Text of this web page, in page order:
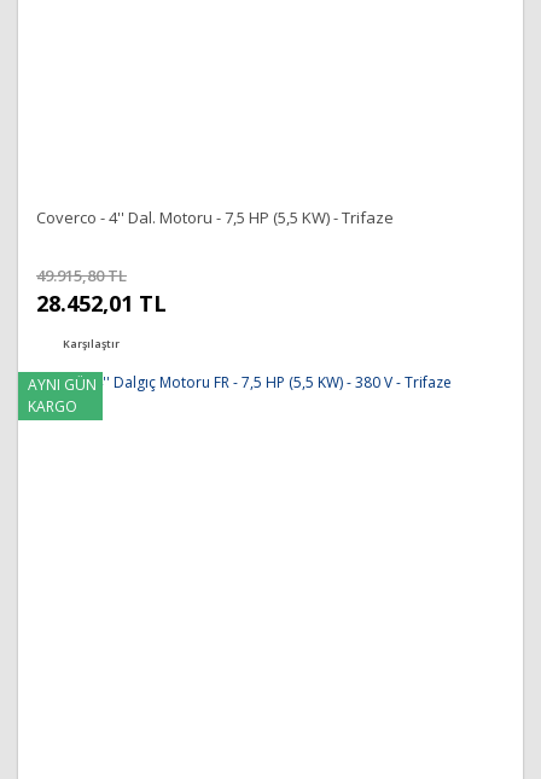
Coverco - 4'' Dal. Motoru - 7,5 HP (5,5 KW) - Trifaze
49.915,80 TL
28.452,01 TL
Karşılaştır
AYNI GÜN
KARGO